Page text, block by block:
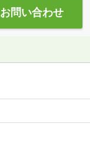
お問い合わせ